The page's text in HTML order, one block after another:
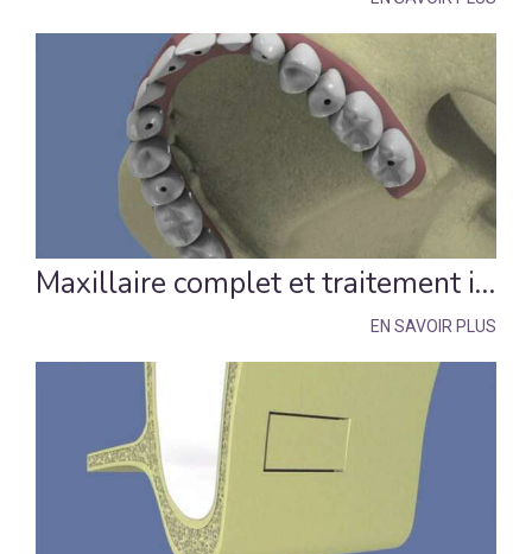
Maxillaire complet et traitement implantaire pour un bridge fixe vissé
EN SAVOIR PLUS